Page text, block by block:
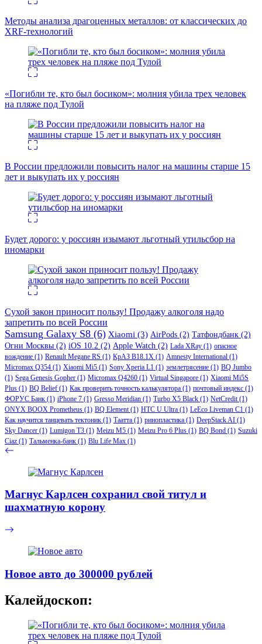
Методы анализа драгоценных металлов: от классических до
XRF-технологий
«Погибли те, кто был босиком»: молния убила трех человек
на пляже под Тулой
В России предложили повысить налог на машины старше 15
лет и выкупать их у россиян
Будет дорого: у россиян изымают льготный утильсбор на
иномарки
Сухой закон приносит пользу! Продажу алкоголя надо
запретить по всей России
Samsung Galaxy S8 (6) Xiaomi (3) AirPods (2) Татфондбанк (2)
Огни Москвы (2) iOS 10.2 (2) Apple Watch (2) Lada XRay (1) опасное
вождение (1) Renault Megane RS (1) КрАЗ В18.1Х (1) Amnesty International (1)
Micromax Q354 (1) Xiaomi Mi5 (1) Sony Xperia L1 (1) землетрясение (1) BQ Jumbo
(1) Sega Genesis Gopher (1) Micromax Q4260 (1) Virtual Singapore (1) Xiaomi Mi5S
Plus (1) BQ Belief (1) Как проверить точность калькулятора (1) почтовый индекс (1)
ФОРУС Банк (1) iPhone 7 (1) Gresso Meridian (1) Turbo X5 Black (1) NetCredit (1)
ONYX BOOX Prometheus (1) BQ Element (1) HTC U Ultra (1) LeEco Liveman C1 (1)
Как научится танцевать тектоник (1) Таатта (1) ринопластика (1) DeepStack AI (1)
Sky Dancer (1) Lumigon T3 (1) Meizu M5 (1) Meizu Pro 6 Plus (1) BQ Bond (1) Suzuki
Ciaz (1) Тальменка-банк (1) Blu Life Max (1)
Магнус Карлсен сохранил свой титул и
шахматную корону
Новое авто до 300000 рублей
Калейдоскоп: